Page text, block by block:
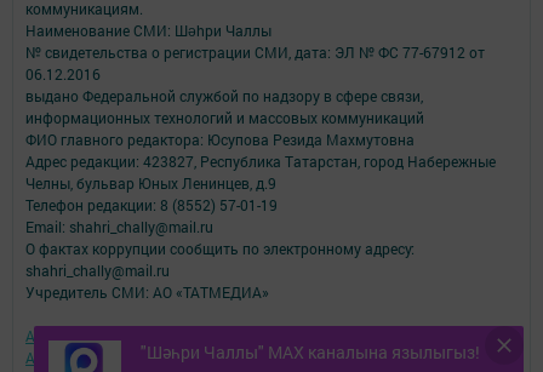
"Шәһри Чаллы" MAX каналына язылыгыз!
коммуникациям.
Наименование СМИ: Шəhри Чаллы
№ свидетельства о регистрации СМИ, дата: ЭЛ № ФС 77-67912 от
06.12.2016
выдано Федеральной службой по надзору в сфере связи,
информационных технологий и массовых коммуникаций
ФИО главного редактора: Юсупова Резида Махмутовна
Адрес редакции: 423827, Республика Татарстан, город Набережные
Челны, бульвар Юных Ленинцев, д.9
Телефон редакции: 8 (8552) 57-01-19
Email: shahri_chally@mail.ru
О фактах коррупции сообщить по электронному адресу:
shahri_chally@mail.ru
Учредитель СМИ: АО «ТАТМЕДИА»
Антикоррупционная политика
АО «ТАТМЕДИА» использует «cookie»для персонализации сервисов и